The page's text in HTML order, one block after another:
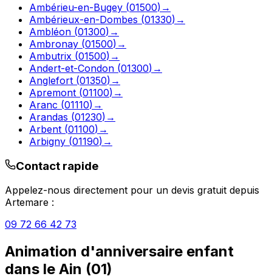
Ambérieu-en-Bugey (01500) →
Ambérieux-en-Dombes (01330) →
Ambléon (01300) →
Ambronay (01500) →
Ambutrix (01500) →
Andert-et-Condon (01300) →
Anglefort (01350) →
Apremont (01100) →
Aranc (01110) →
Arandas (01230) →
Arbent (01100) →
Arbigny (01190) →
Contact rapide
Appelez-nous directement pour un devis gratuit depuis
Artemare :
09 72 66 42 73
Animation d'anniversaire enfant
dans le Ain (01)